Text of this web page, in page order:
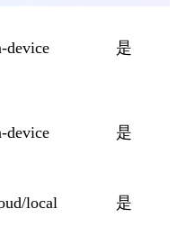
device 是
device 是
local 是